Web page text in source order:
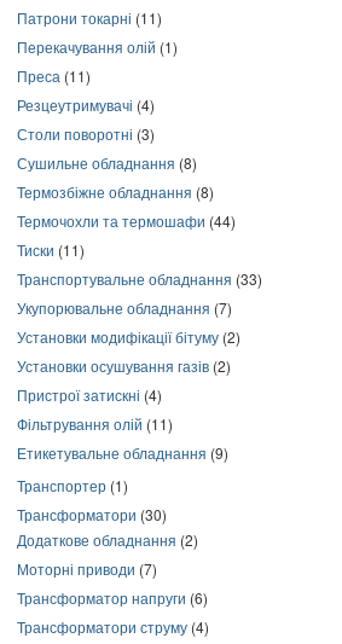
Патрони токарні (11)
Перекачування олій (1)
Преса (11)
Резцеутримувачі (4)
Столи поворотні (3)
Сушильне обладнання (8)
Термозбіжне обладнання (8)
Термочохли та термошафи (44)
Тиски (11)
Транспортувальне обладнання (33)
Укупорювальне обладнання (7)
Установки модифікації бітуму (2)
Установки осушування газів (2)
Пристрої затискні (4)
Фільтрування олій (11)
Етикетувальне обладнання (9)
Транспортер (1)
Трансформатори (30)
Додаткове обладнання (2)
Моторні приводи (7)
Трансформатор напруги (6)
Трансформатори струму (4)